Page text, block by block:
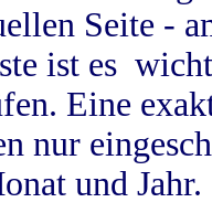
Seite -
ist es
Eine
nur
und Jahr.